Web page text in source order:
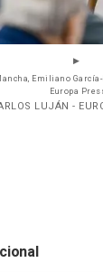
Emiliano
Europa
LUJÁN -